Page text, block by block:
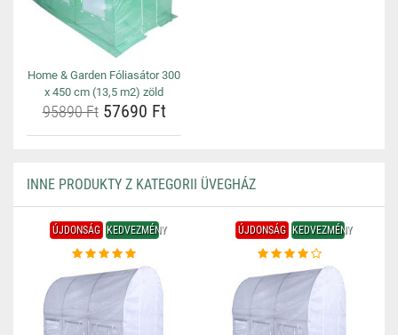
Home & Garden Fóliasátor 300
x 450 cm (13,5 m2) zöld
95890 Ft57690 Ft
INNE PRODUKTY Z KATEGORII ÜVEGHÁZ
ÚJDONSÁG KEDVEZMÉNY ÚJDONSÁG KEDVEZMÉNY